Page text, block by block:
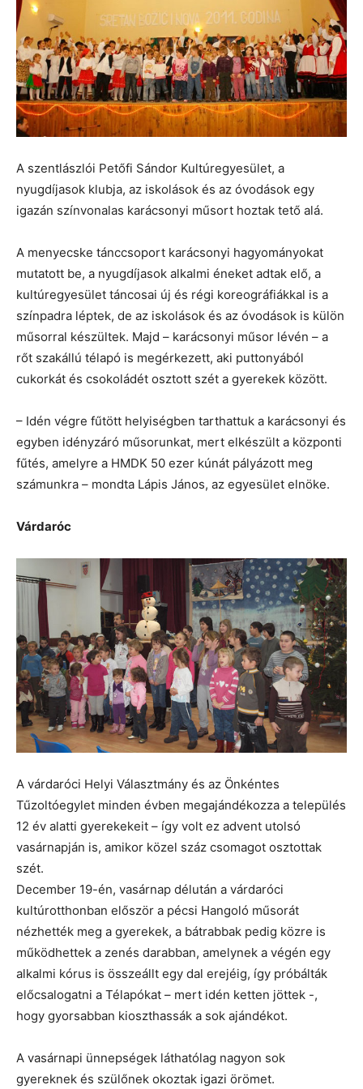
A szentlászlói Petőfi Sándor Kultúregyesület, a
nyugdíjasok klubja, az iskolások és az óvodások egy
igazán színvonalas karácsonyi műsort hoztak tető alá.
A menyecske tánccsoport karácsonyi hagyományokat
mutatott be, a nyugdíjasok alkalmi éneket adtak elő, a
kultúregyesület táncosai új és régi koreográfiákkal is a
színpadra léptek, de az iskolások és az óvodások is külön
műsorral készültek. Majd – karácsonyi műsor lévén – a
rőt szakállú télapó is megérkezett, aki puttonyából
cukorkát és csokoládét osztott szét a gyerekek között.
– Idén végre fűtött helyiségben tarthattuk a karácsonyi és
egyben idényzáró műsorunkat, mert elkészült a központi
fűtés, amelyre a HMDK 50 ezer kúnát pályázott meg
számunkra – mondta Lápis János, az egyesület elnöke.
Várdaróc
A várdaróci Helyi Választmány és az Önkéntes
Tűzoltóegylet minden évben megajándékozza a település
12 év alatti gyerekekeit – így volt ez advent utolsó
vasárnapján is, amikor közel száz csomagot osztottak
szét.
December 19-én, vasárnap délután a várdaróci
kultúrotthonban először a pécsi Hangoló műsorát
nézhették meg a gyerekek, a bátrabbak pedig közre is
működhettek a zenés darabban, amelynek a végén egy
alkalmi kórus is összeállt egy dal erejéig, így próbálták
előcsalogatni a Télapókat – mert idén ketten jöttek -,
hogy gyorsabban kioszthassák a sok ajándékot.
A vasárnapi ünnepségek láthatólag nagyon sok
gyereknek és szülőnek okoztak igazi örömet.